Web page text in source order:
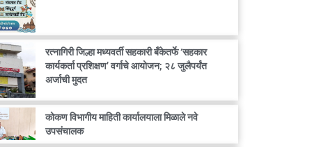
रत्नागिरी जिल्हा मध्यवर्ती सहकारी बँकेतर्फे ‘सहकार
कार्यकर्ता प्रशिक्षण’ वर्गाचे आयोजन; २८ जुलैपर्यंत
अर्जाची मुदत
कोकण विभागीय माहिती कार्यालयाला मिळाले नवे
उपसंचालक